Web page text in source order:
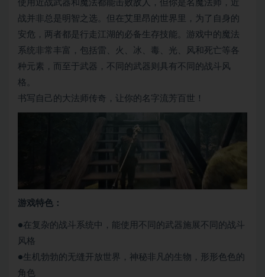
使用近战武器和魔法都能击败敌人，但你是名魔法师，近
战并非总是明智之选。但在艾里昂的世界里，为了自身的
安危，两者都是行走江湖的必备生存技能。游戏中的魔法
系统非常丰富，包括雷、火、冰、毒、光、风和死亡等各
种元素，而至于武器，不同的武器则具有不同的战斗风
格。
书写自己的大法师传奇，让你的名字流芳百世！
游戏特色：
●在复杂的战斗系统中，能使用不同的武器施展不同的战斗
风格
●生机勃勃的无缝开放世界，神秘非凡的生物，形形色色的
角色